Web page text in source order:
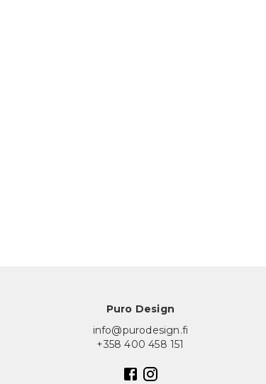
Puro Design
info@purodesign.fi
+358 400 458 151